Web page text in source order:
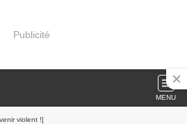
Publicité
MENU
violent !]